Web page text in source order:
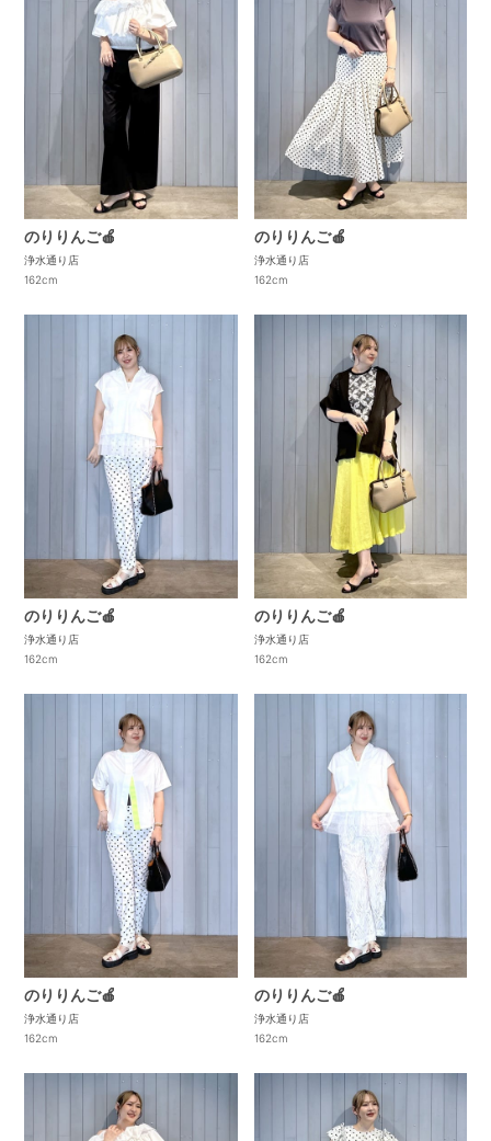
のりりんご🍎
浄水通り店
162cm
のりりんご🍎
浄水通り店
162cm
のりりんご🍎
浄水通り店
162cm
のりりんご🍎
浄水通り店
162cm
のりりんご🍎
浄水通り店
162cm
のりりんご🍎
浄水通り店
162cm